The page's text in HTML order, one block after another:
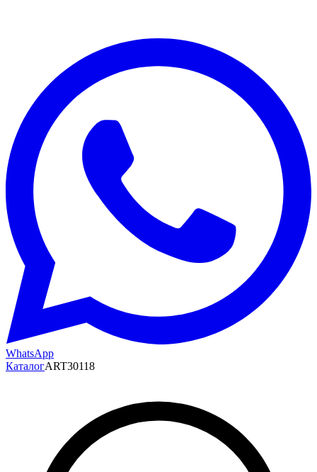
WhatsApp
КаталогART30118